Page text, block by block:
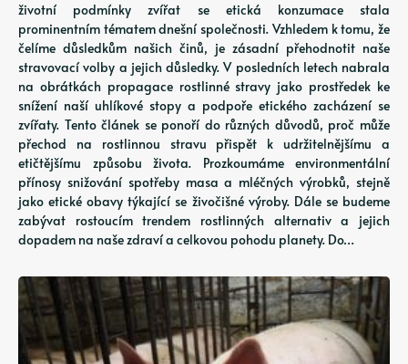
životní podmínky zvířat se etická konzumace stala
prominentním tématem dnešní společnosti. Vzhledem k tomu, že
čelíme důsledkům našich činů, je zásadní přehodnotit naše
stravovací volby a jejich důsledky. V posledních letech nabrala
na obrátkách propagace rostlinné stravy jako prostředek ke
snížení naší uhlíkové stopy a podpoře etického zacházení se
zvířaty. Tento článek se ponoří do různých důvodů, proč může
přechod na rostlinnou stravu přispět k udržitelnějšímu a
etičtějšímu způsobu života. Prozkoumáme environmentální
přínosy snižování spotřeby masa a mléčných výrobků, stejně
jako etické obavy týkající se živočišné výroby. Dále se budeme
zabývat rostoucím trendem rostlinných alternativ a jejich
dopadem na naše zdraví a celkovou pohodu planety. Do…